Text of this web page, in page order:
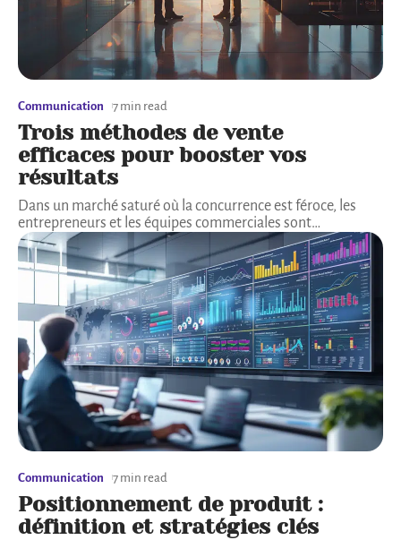
Communication 7 min read
Trois méthodes de vente
efficaces pour booster vos
résultats
Dans un marché saturé où la concurrence est féroce, les
entrepreneurs et les équipes commerciales sont…
Communication 7 min read
Positionnement de produit :
définition et stratégies clés